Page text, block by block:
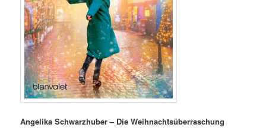
Angelika Schwarzhuber – Die Weihnachtsüberraschung